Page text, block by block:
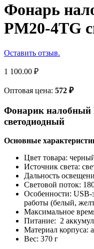
Фонарь
PM20-4TG
Оставить отзыв.
1 100.00 ₽
Оптовая цена: 572 ₽
Фонарик налобный
светодиодный
Основные
Цвет товара:
Источник света:
Дальность
Световой поток:
Особенности: USB-
работы (белый,
Максимальное
Питание: 2
Материал корпуса:
Вес: 370 г